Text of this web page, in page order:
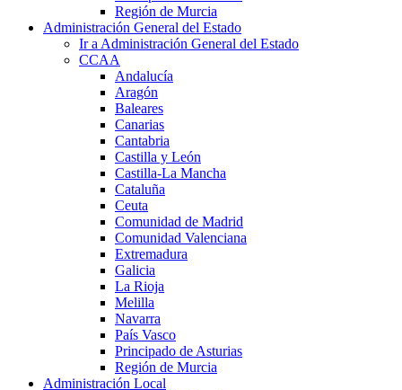
Región de Murcia
Administración General del Estado
Ir a Administración General del Estado
CCAA
Andalucía
Aragón
Baleares
Canarias
Cantabria
Castilla y León
Castilla-La Mancha
Cataluña
Ceuta
Comunidad de Madrid
Comunidad Valenciana
Extremadura
Galicia
La Rioja
Melilla
Navarra
País Vasco
Principado de Asturias
Región de Murcia
Administración Local